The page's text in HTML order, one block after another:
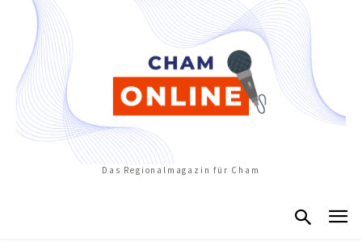
Das Regionalmagazin für Cham